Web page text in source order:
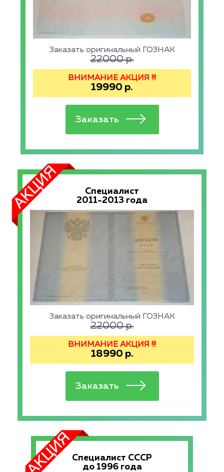
Заказать оригинальный ГОЗНАК
22000р.
ВНИМАНИЕ АКЦИЯ !!!
19990 р.
Специалист
2011-2013 года
Заказать оригинальный ГОЗНАК
22000р.
ВНИМАНИЕ АКЦИЯ !!!
18990 р.
Специалист СССР
до 1996 года